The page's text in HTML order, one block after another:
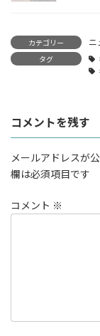
カテゴリー ニ
タグ
コメントを残す
メールアドレスが
欄は必須項目です
コメント ※